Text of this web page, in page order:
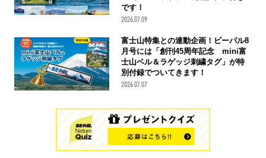
です！
2026.07.09
富士山特集との連動企画！ビーパル8
月号には「創刊45周年記念 mini富
士山ベル＆ラゲッジ刺繍タグ」が特
別付録でついてきます！
2026.07.07